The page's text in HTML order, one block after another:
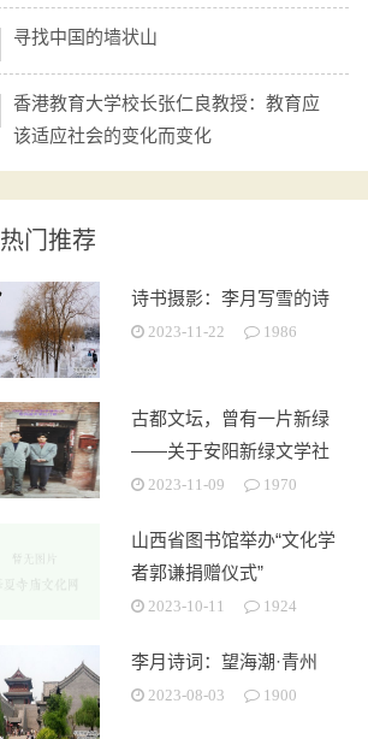
寻找中国的墙状山
香港教育大学校长张仁良教授：教育应
该适应社会的变化而变化
热门推荐
诗书摄影：李月写雪的诗
2023-11-22 1986
古都文坛，曾有一片新绿
——关于安阳新绿文学社
的回忆
2023-11-09 1970
山西省图书馆举办“文化学
者郭谦捐赠仪式”
2023-10-11 1924
李月诗词：望海潮·青州
2023-08-03 1900